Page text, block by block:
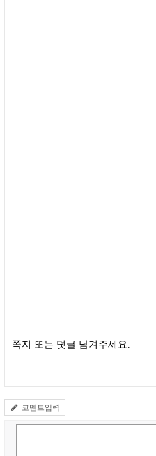
쪽지 또는 덧글 남겨주세요.
코멘트입력